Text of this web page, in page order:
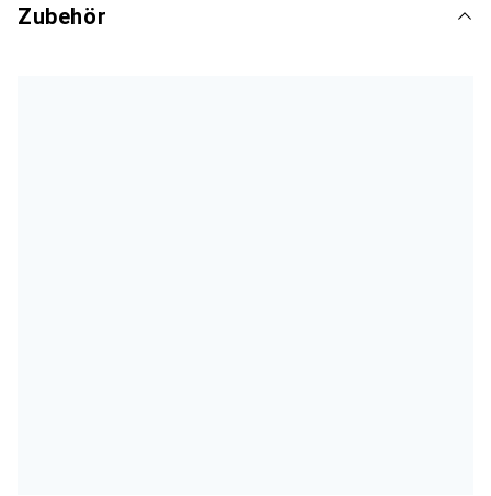
Zubehör